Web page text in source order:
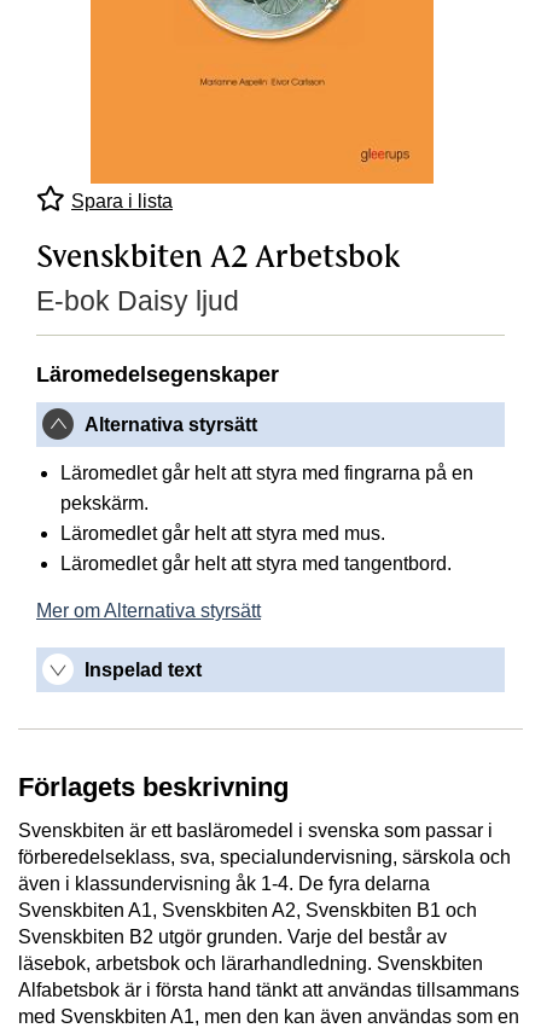
Spara i lista
Svenskbiten A2 Arbetsbok
E-bok Daisy ljud
Läromedelsegenskaper
Alternativa styrsätt
Läromedlet går helt att styra med fingrarna på en
pekskärm.
Läromedlet går helt att styra med mus.
Läromedlet går helt att styra med tangentbord.
Mer om Alternativa styrsätt
Inspelad text
Förlagets beskrivning
Svenskbiten är ett basläromedel i svenska som passar i
förberedelseklass, sva, specialundervisning, särskola och
även i klassundervisning åk 1-4. De fyra delarna
Svenskbiten A1, Svenskbiten A2, Svenskbiten B1 och
Svenskbiten B2 utgör grunden. Varje del består av
läsebok, arbetsbok och lärarhandledning. Svenskbiten
Alfabetsbok är i första hand tänkt att användas tillsammans
med Svenskbiten A1, men den kan även användas som en